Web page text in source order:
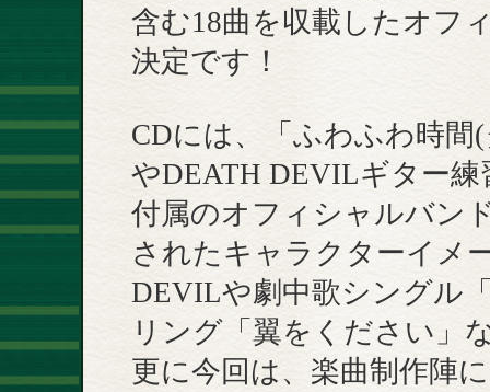
含む18曲を収載したオフ
決定です！
CDには、「ふわふわ時
やDEATH DEVILギター
付属のオフィシャルバン
されたキャラクターイメ
DEVILや劇中歌シングル
リング「翼をください」
更に今回は、楽曲制作陣